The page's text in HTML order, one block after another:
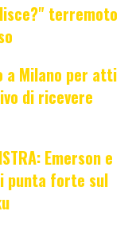
terremoto
a Milano per atti
di ricevere
Emerson e
punta forte sul